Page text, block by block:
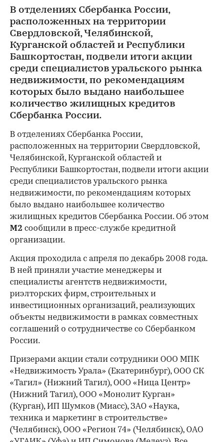
В отделениях Сбербанка России,
расположенных на территории
Свердловской, Челябинской,
Курганской областей и Республики
Башкортостан, подвели итоги акции
среди специалистов уральского рынка
недвижимости, по рекомендациям
которых было выдано наибольшее
количество жилищных кредитов
Сбербанка России.
В отделениях Сбербанка России,
расположенных на территории Свердловской,
Челябинской, Курганской областей и
Республики Башкортостан, подвели итоги акции
среди специалистов уральского рынка
недвижимости, по рекомендациям которых
было выдано наибольшее количество
жилищных кредитов Сбербанка России. Об этом
М2 сообщили в пресс-службе кредитной
организации.
Акция проходила с апреля по декабрь 2008 года.
В ней приняли участие менеджеры и
специалисты агентств недвижимости,
риэлторских фирм, строительных и
инвестиционных организаций, реализующих
объекты недвижимости в рамках совместных
соглашений о сотрудничестве со Сбербанком
России.
Призерами акции стали сотрудники ООО МПК
«Недвижимость Урала» (Екатеринбург), ООО СК
«Тагил» (Нижний Тагил), ООО «Ница Центр»
(Нижний Тагил), ООО «Монолит Курган»
(Курган), ИП Шумков (Миасс), ЗАО «Наука,
техника и маркетинг в строительстве»
(Челябинск), ООО «Регион 74» (Челябинск), ОАО